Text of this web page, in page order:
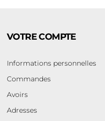
VOTRE COMPTE
Informations personnelles
Commandes
Avoirs
Adresses